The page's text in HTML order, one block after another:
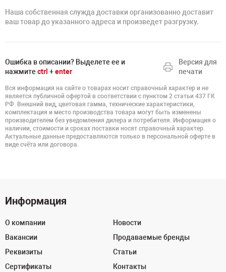
Наша собственная служда доставки организованно доставит
ваш товар до указанного адреса и произведет разгрузку.
Ошибка в описании? Выделете ее и
нажмите ctrl +enter
Версия для
печати
Вся информация на сайте о товарах носит справочный характер и не
является публичной офертой в соответствии с пунктом 2 статьи 437 ГК
РФ. Внешний вид, цветовая гамма, технические характеристики,
комплектация и место производства товара могут быть изменены
производителем без уведомления дилера и потребителя. Информация о
наличии, стоимости и сроках поставки носят справочный характер.
Актуальные данные предоставляются только в персональной оферте в
виде счёта или договора.
Информация
О компании
Вакансии
Реквизиты
Сертификаты
Новости
Продаваемые бренды
Статьи
Контакты